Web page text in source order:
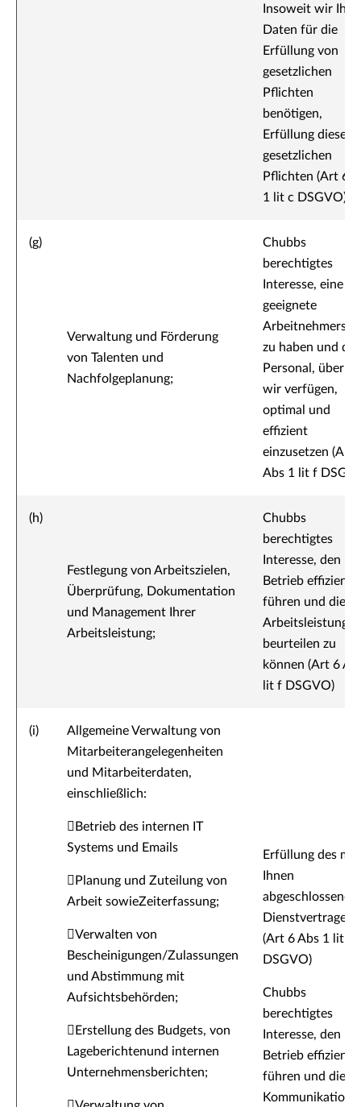
Insoweit wir Ihre
Daten für die
Erfüllung von
gesetzlichen
Pflichten
benötigen,
Erfüllung dieser
gesetzlichen
Pflichten (Art 6
1 lit c DSGVO)
(g)
Verwaltung und Förderung
von Talenten und
Nachfolgeplanung;
Chubbs
berechtigtes
Interesse, eine
geeignete
zu haben und das
Personal, über
wir verfügen,
optimal und
effizient
einzusetzen (Art
Abs 1 lit f
(h)
Festlegung von Arbeitszielen,
Überprüfung, Dokumentation
und Management Ihrer
Arbeitsleistung;
Chubbs
berechtigtes
Interesse, den
Betrieb effizient
führen und die
Arbeitsleistung
beurteilen zu
können (Art 6
lit f DSGVO)
(i)
Allgemeine Verwaltung von
Mitarbeiterangelegenheiten
und Mitarbeiterdaten,
einschließlich:
Betrieb des internen IT
Systems und Emails
Planung und Zuteilung von
Arbeit sowieZeiterfassung;
Verwalten von
Bescheinigungen/Zulassungen
und Abstimmung mit
Aufsichtsbehörden;
Erstellung des Budgets, von
Lageberichtenund internen
Unternehmensberichten;
Erfüllung des mit
Ihnen
abgeschlossenen
Dienstvertrages
(Art 6 Abs 1 lit b
DSGVO)
Chubbs
berechtigtes
Interesse, den
Betrieb effizient
führen und die
Kommunikation